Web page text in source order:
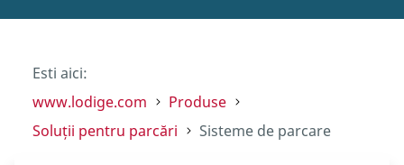
Esti aici:
www.lodige.com
Produse
Soluții pentru parcări
Sisteme de parcare